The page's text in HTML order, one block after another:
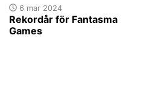
6 mar 2024
Rekordår för Fantasma
Games